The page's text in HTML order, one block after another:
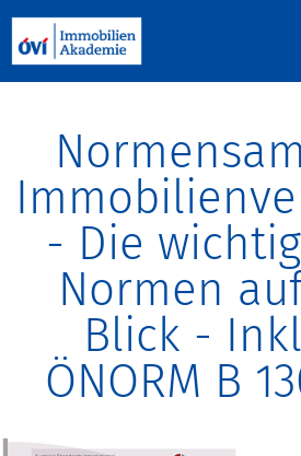
- Die
Normen
Blick -
ÖNORM B